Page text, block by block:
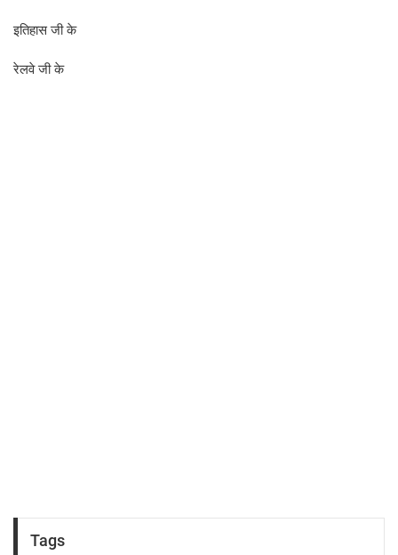
इतिहास जी के
रेलवे जी के
Tags